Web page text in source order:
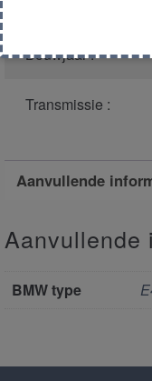
Bouwjaar :
Transmissie :
Aanvullende
Aanvullende
BMW type